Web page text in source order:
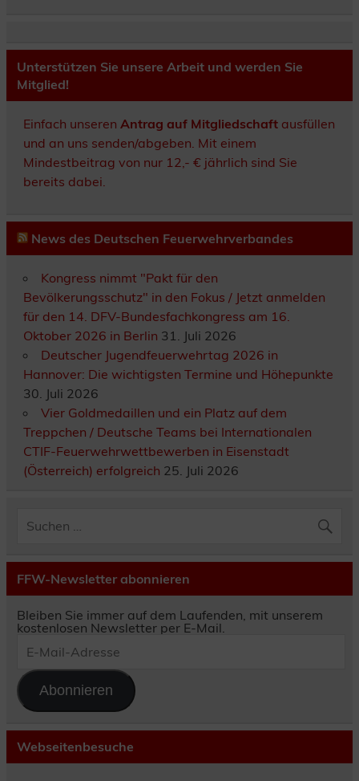
Unterstützen Sie unsere Arbeit und werden Sie
Mitglied!
Einfach unseren Antrag auf Mitgliedschaftausfüllen
und an uns senden/abgeben. Mit einem
Mindestbeitrag von nur 12,- € jährlich sind Sie
bereits dabei.
News des Deutschen Feuerwehrverbandes
Kongress nimmt "Pakt für den
Bevölkerungsschutz" in den Fokus / Jetzt anmelden
für den 14. DFV-Bundesfachkongress am 16.
Oktober 2026 in Berlin 31. Juli 2026
Deutscher Jugendfeuerwehrtag 2026 in
Hannover: Die wichtigsten Termine und Höhepunkte
30. Juli 2026
Vier Goldmedaillen und ein Platz auf dem
Treppchen / Deutsche Teams bei Internationalen
CTIF-Feuerwehrwettbewerben in Eisenstadt
(Österreich) erfolgreich 25. Juli 2026
FFW-Newsletter abonnieren
Bleiben Sie immer auf dem Laufenden, mit unserem
kostenlosen Newsletter per E-Mail.
Mail-
Abonnieren
Webseitenbesuche